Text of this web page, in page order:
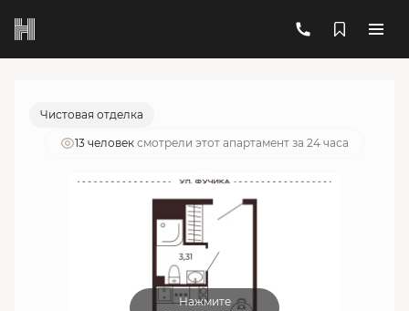
1-комнатный 7 069 408 руб.
Ипотека
Чистовая отделка
13 человек смотрели этот апартамент за 24 часа
Нажмите